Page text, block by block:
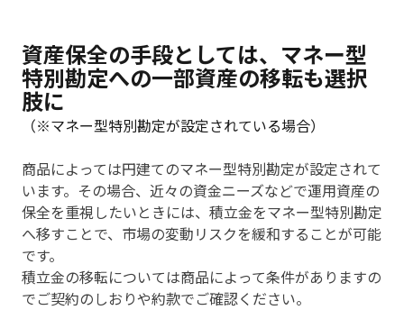
資産保全の手段としては、マネー型
特別勘定への一部資産の移転も選択
肢に
（※マネー型特別勘定が設定されている場合）
商品によっては円建てのマネー型特別勘定が設定されて
います。その場合、近々の資金ニーズなどで運用資産の
保全を重視したいときには、積立金をマネー型特別勘定
へ移すことで、市場の変動リスクを緩和することが可能
です。
積立金の移転については商品によって条件がありますの
でご契約のしおりや約款でご確認ください。